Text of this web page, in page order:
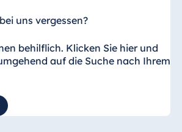
uns vergessen?
behilflich. Klicken Sie hier und
auf die Suche nach Ihrem